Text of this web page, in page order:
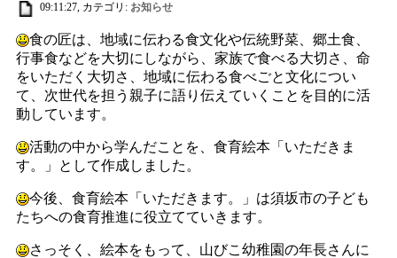
09:11:27, カテゴリ: お知らせ
食の匠は、地域に伝わる食文化や伝統野菜、郷土食、
行事食などを大切にしながら、家族で食べる大切さ、命
をいただく大切さ、地域に伝わる食べごと文化につい
て、次世代を担う親子に語り伝えていくことを目的に活
動しています。
活動の中から学んだことを、食育絵本「いただきま
す。」として作成しました。
今後、食育絵本「いただきます。」は須坂市の子ども
たちへの食育推進に役立てていきます。
さっそく、絵本をもって、山びこ幼稚園の年長さんに